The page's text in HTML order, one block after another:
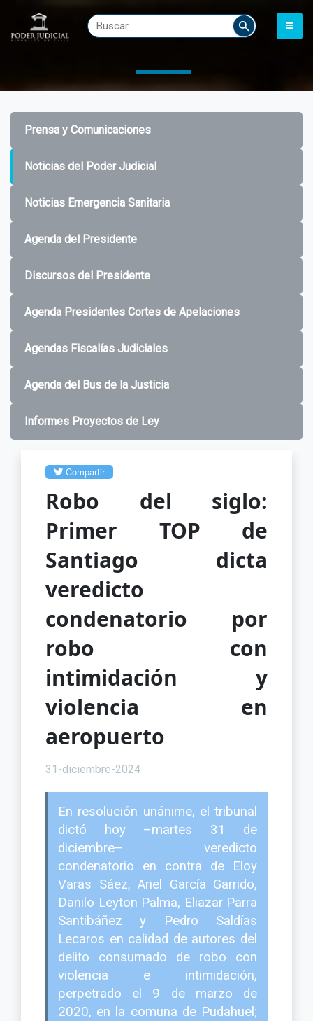
Prensa y Comunicaciones
Noticias del Poder Judicial
Noticias Emergencia Sanitaria
Agenda del Presidente
Discursos del Presidente
Agenda Presidentes Cortes de Apelaciones
Agendas Fiscalías Judiciales
Agenda del Bus de la Justicia
Informes Proyectos de Ley
Compartir
Robo del siglo:
Primer TOP de
Santiago dicta
veredicto
condenatorio por
robo con
intimidación y
violencia en
aeropuerto
31-diciembre-2024
En resolución unánime, el tribunal
dictó hoy –martes 31 de
diciembre– veredicto
condenatorio en contra de Eloy
Varas Sáez, Ariel García Garrido,
Danilo Leyton Palma, Eliazar Parra
Santibáñez y Pedro Saldías
Lecaros en calidad de autores del
delito consumado de robo con
violencia e intimidación,
perpetrado el 9 de marzo de
2020, en la comuna de Pudahuel;